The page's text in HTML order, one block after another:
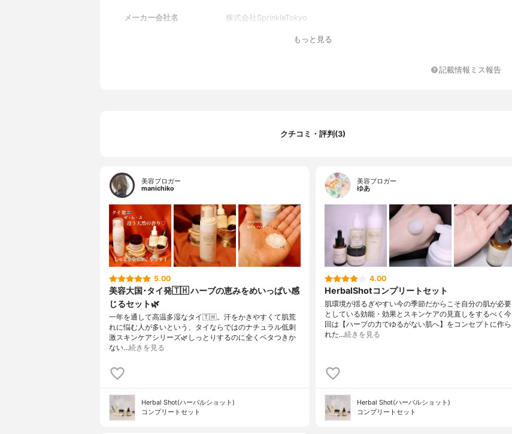
メーカー会社名 株式会社SprinkleTokyo
もっと見る
記載情報ミス報告
クチコミ・評判(3)
美容ブロガー
manichiko
5.00
美容大国･タイ発🇹🇭 ハーブの恵みをめいっぱい感
じるセット🌿
一年を通して高温多湿なタイ🇹🇭。汗をかきやすくて肌荒
れに悩む人が多いという、タイならではのナチュラル低刺
激スキンケアシリーズ🌿しっとりするのに全くベタつきか
ない…続きを見る
Herbal Shot(ハーバルショット)
コンプリートセット
美容ブロガー
ゆあ
4.00
HerbalShotコンプリートセット
肌環境が揺るぎやすい今の季節だからこそ自分の肌が必要
としている効能・効果とスキンケアの見直しをするべく今
回は【ハーブの力でゆるがない肌へ】をコンセプトに作ら
れた…続きを見る
Herbal Shot(ハーバルショット)
コンプリートセット